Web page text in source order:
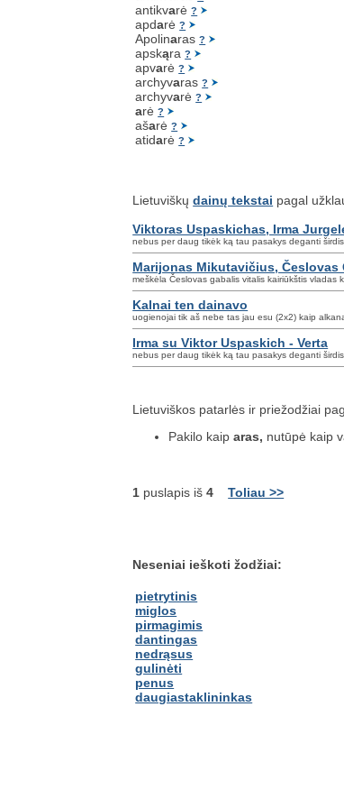
antikvarė?
apdarė?
Apolinaras?
apskąra?
apvarė?
archyvaras?
archyvarė?
arė?
ašarė?
atidarė?
Lietuviškųdainų tekstai pagal
Viktoras Uspaskichas, Irma
nebus per daug tikėk ką tau pasakys deganti
Marijonas Mikutavičius,
meškėla Česlovas gabalis vitalis kairiūkštis vladas
Kalnai ten dainavo
uogienojai tik aš nebe tas jau esu (2x2) kaip
Irma su Viktor Uspaskich - Verta
nebus per daug tikėk ką tau pasakys deganti
Lietuviškos patarlės ir priežodžiai
Pakilo kaiparas, nutūpė kaip
1 puslapis iš4 Toliau >>
Neseniai ieškoti žodžiai:
pietrytinis
miglos
pirmagimis
dantingas
nedrąsus
gulinėti
penus
daugiastaklininkas